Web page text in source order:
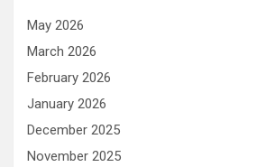
May 2026
March 2026
February 2026
January 2026
December 2025
November 2025